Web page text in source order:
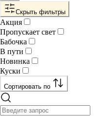
Скрыть фильтры
Акция
Пропускает свет
Бабочка
В пути
Новинка
Куски
Сортировать по